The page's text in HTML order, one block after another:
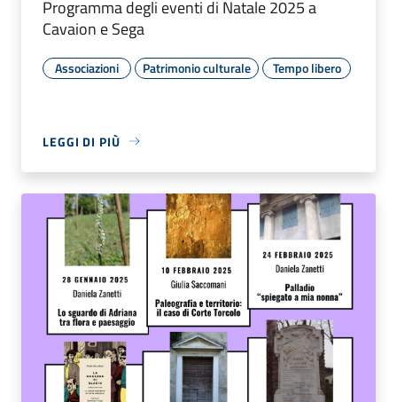
Programma degli eventi di Natale 2025 a
Cavaion e Sega
Associazioni Patrimonio culturale Tempo libero
LEGGI DI PIÙ